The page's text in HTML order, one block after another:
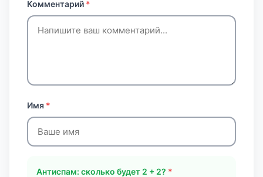
Комментарий *
Имя *
Антиспам: сколько будет 2 + 2? *